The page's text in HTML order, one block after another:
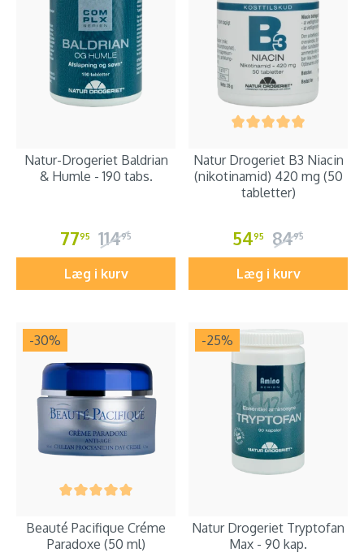
Natur-Drogeriet Baldrian
& Humle - 190 tabs.
7795 11495
Læg i kurv
Natur Drogeriet B3 Niacin
(nikotinamid) 420 mg (50
tabletter)
5495 8495
Læg i kurv
-30%
Beauté Pacifique Créme
Paradoxe (50 ml)
-25%
Natur Drogeriet Tryptofan
Max - 90 kap.